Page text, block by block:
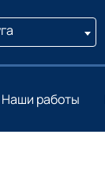
Наши работы